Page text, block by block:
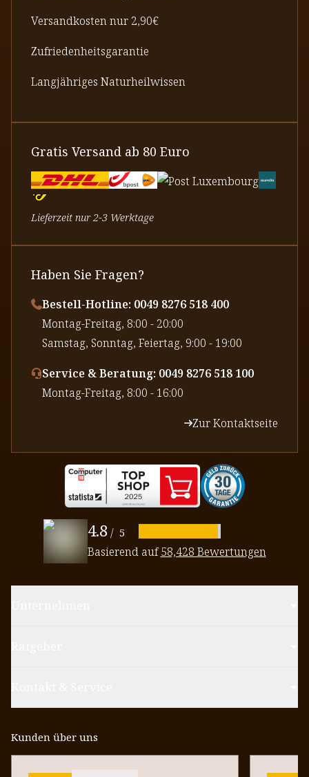
Versandkosten nur 2,90€
Zufriedenheitsgarantie
Langjähriges Naturheilwissen
Gratis Versand ab 80 Euro
Lieferzeit nur 2-3 Werktage
Haben Sie Fragen?
Bestell-Hotline: 0049 8276 518 400
⁠Montag-Freitag, 8:00 - 20:00
⁠Samstag, Sonntag, Feiertag, 9:00 - 19:00
Service & Beratung: 0049 8276 518 100
⁠Montag-Freitag, 8:00 - 16:00
Zur Kontaktseite
4.8 / 5
Basierend auf58,428 Bewertungen
Kunden über uns